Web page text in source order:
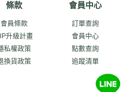
條款
會員條款
升級計畫
私權政策
換貨政策
會員中心
訂單查詢
會員中心
點數查詢
追蹤清單